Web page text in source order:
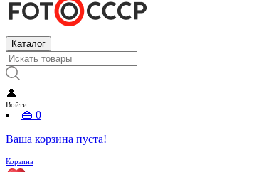
Каталог
👤
Войти
👜 0
Ваша корзина пуста!
Корзина